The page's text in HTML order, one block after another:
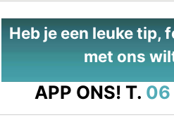
Heb je een leuke tip,
met ons
APP ONS! T. 06